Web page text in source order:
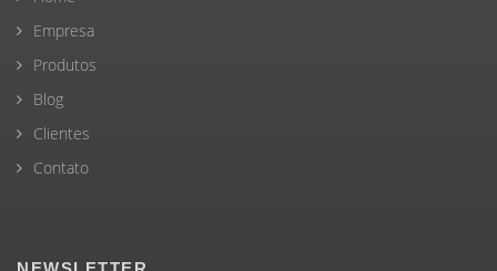
Empresa
Produtos
Blog
Clientes
Contato